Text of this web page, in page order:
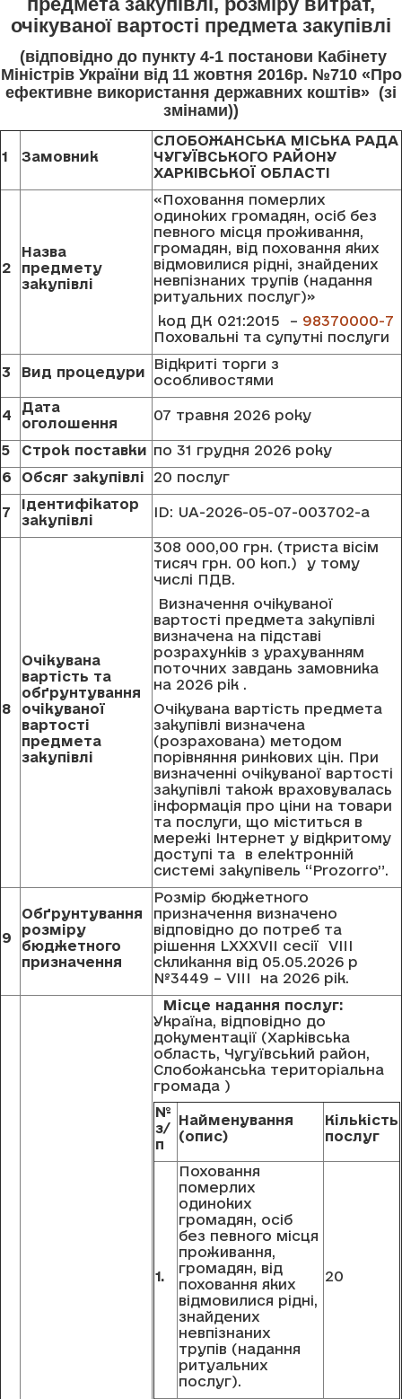
очікуваної вартості предмета закупівлі
(відповідно до пункту 4-1 постанови Кабінету
Міністрів України від 11 жовтня 2016р. №710 «Про
ефективне використання державних коштів» (зі
змінами))
1 Замовник
СЛОБОЖАНСЬКА МІСЬКА РАДА
ЧУГУЇВСЬКОГО РАЙОНУ
ХАРКІВСЬКОЇ ОБЛАСТІ
2
Назва
предмету
закупівлі
«Поховання померлих
одиноких громадян, осіб без
певного місця проживання,
громадян, від поховання яких
відмовилися рідні, знайдених
невпізнаних трупів (надання
ритуальних послуг)»
код ДК 021:2015 – 98370000-7
Поховальні та супутні послуги
3 Вид процедури
Відкриті торги з
особливостями
4
Дата
оголошення
07 травня 2026 року
5 Строк поставки по 31 грудня 2026 року
6
Обсяг закупівлі 20 послуг
7
Ідентифікатор
закупівлі
ID: UA-2026-05-07-003702-a
8
Очікувана
вартість та
обґрунтування
очікуваної
вартості
предмета
закупівлі
308 000,00 грн. (триста вісім
тисяч грн. 00 коп.) у тому
числі ПДВ.
Визначення очікуваної
вартості предмета закупівлі
визначена на підставі
розрахунків з урахуванням
поточних завдань замовника
на 2026 рік .
Очікувана вартість предмета
закупівлі визначена
(розрахована) методом
порівняння ринкових цін. При
визначенні очікуваної вартості
закупівлі також враховувалась
інформація про ціни на товари
та послуги, що міститься в
мережі Інтернет у відкритому
доступі та в електронній
системі закупівель “Prozorro”.
9
Обґрунтування
розміру
бюджетного
призначення
Розмір бюджетного
призначення визначено
відповідно до потреб та
рішення LXXХVII сесії VIII
скликання від 05.05.2026 р
№3449 – VIII на 2026 рік.
Місце надання послуг:
Україна, відповідно до
документації (Харківська
область, Чугуївський район,
Слобожанська територіальна
громада )
№
з/
п
Найменування
(опис)
Кількість
послуг
1.
Поховання
померлих
одиноких
громадян, осіб
без певного місця
проживання,
громадян, від
поховання яких
відмовилися рідні,
знайдених
невпізнаних
трупів (надання
ритуальних
послуг).
20